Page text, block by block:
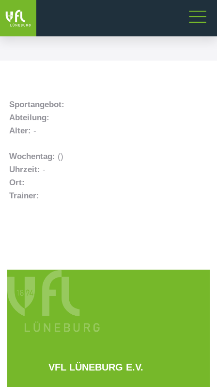
Sportangebot:
Abteilung:
Alter: -
Wochentag: ()
Uhrzeit: -
Ort:
Trainer:
VFL LÜNEBURG E.V.